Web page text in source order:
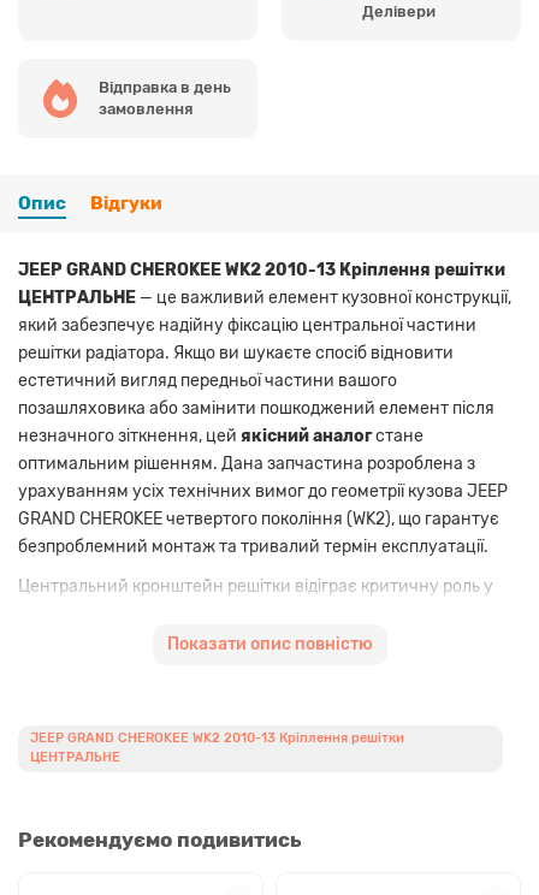
Делівери
Відправка в день
замовлення
Опис Відгуки
JEEP GRAND CHEROKEE WK2 2010-13 Кріплення решітки
ЦЕНТРАЛЬНЕ — це важливий елемент кузовної конструкції,
який забезпечує надійну фіксацію центральної частини
решітки радіатора. Якщо ви шукаєте спосіб відновити
естетичний вигляд передньої частини вашого
позашляховика або замінити пошкоджений елемент після
незначного зіткнення, цей якісний аналогстане
оптимальним рішенням. Дана запчастина розроблена з
урахуванням усіх технічних вимог до геометрії кузова JEEP
GRAND CHEROKEE четвертого покоління (WK2), що гарантує
безпроблемний монтаж та тривалий термін експлуатації.
Центральний кронштейн решітки відіграє критичну роль у
панелі. Використання міцних сучасних полімерів дозволяє
моделей 2010, 2011, 2012 та 2013 років випуску. Вибір на
Показати опис повністю
JEEP GRAND CHEROKEE WK2 2010-13 Кріплення решітки
ЦЕНТРАЛЬНЕ
Рекомендуємо подивитись